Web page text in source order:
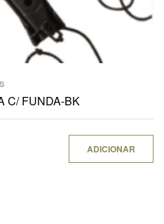
C/ FUNDA-BK
ADICIONAR